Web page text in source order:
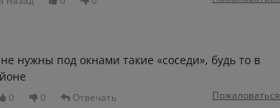
нужны под окнами такие «соседи», будь то в
0 0 Отвечать Пожаловаться